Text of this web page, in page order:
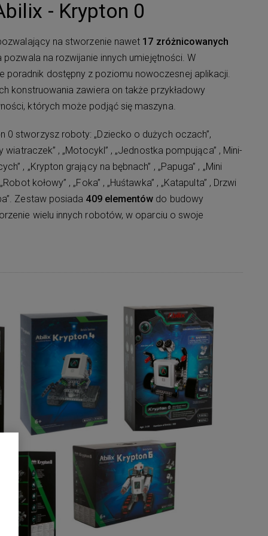
- Krypton 0
na stworzenie nawet 17 zróżnicowanych
pozwala na rozwijanie innych umiejętności. W
poradnik dostępny z poziomu nowoczesnej aplikacji.
konstruowania zawiera on także przykładowy
których może podjąć się maszyna.
0 stworzysz roboty: „Dziecko o dużych oczach”,
wiatraczek” , „Motocykl” , „Jednostka pompująca” , Mini-
, „Krypton grający na bębnach” , „Papuga” , „Mini
kołowy” , „Foka” , „Huśtawka” , „Katapulta” , Drzwi
Zestaw posiada 409 elementów do budowy
wielu innych robotów, w oparciu o swoje